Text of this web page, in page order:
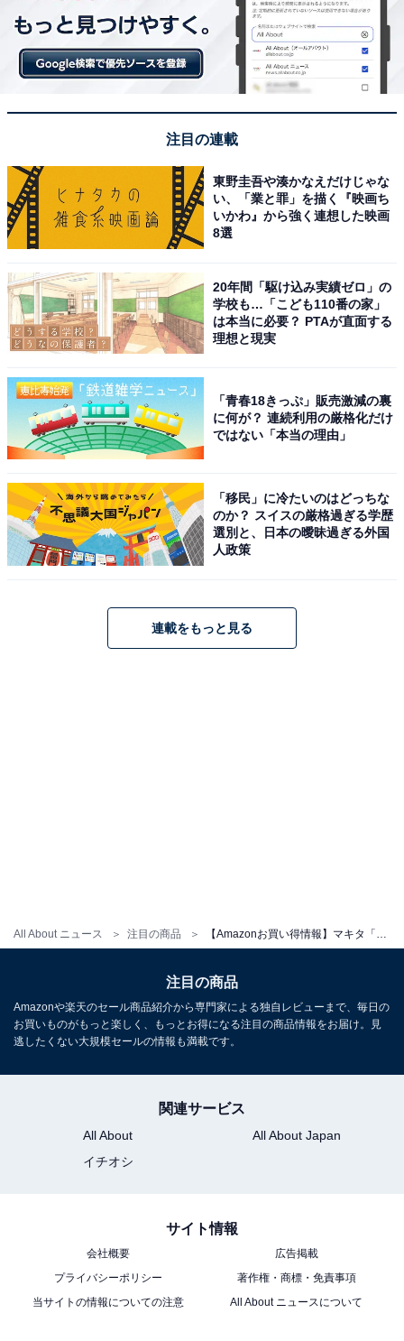
All About ニュース 注目の商品
【今日チェックしたい】マキタの人気商品5選
マキタ コードレス掃除機CL108 カプセル式 標準25分稼
働/充電22分 軽量定番モデル 10.8Vバッテリ充電器付
CL108FDSHW
Amazonで見る
マキタ「CL004GZG」
体式】 本体のみ バッテリ・充電器別売 (スノーホワイト)
柴商アクセサリーバッグ付
マキタ「CL106FDSHW」
注目の連載
東野圭吾や湊かなえだけじゃな
い、「業と罪」を描く『映画ち
いかわ』から強く連想した映画
8選
20年間「駆け込み実績ゼロ」の
学校も…「こども110番の家」
は本当に必要？ PTAが直面する
理想と現実
「青春18きっぷ」販売激減の裏
に何が？ 連続利用の厳格化だけ
ではない「本当の理由」
「移民」に冷たいのはどっちな
のか？ スイスの厳格過ぎる学歴
選別と、日本の曖昧過ぎる外国
人政策
連載をもっと見る
注目の商品
Amazonや楽天のセール商品紹介から専門家による独自レビューまで、毎日の
お買いものがもっと楽しく、もっとお得になる注目の商品情報をお届け。見
逃したくない大規模セールの情報も満載です。
関連サービス
All About
All About Japan
イチオシ
サイト情報
会社概要
広告掲載
プライバシーポリシー
著作権・商標・免責事項
当サイトの情報についての注意
All About ニュースについて